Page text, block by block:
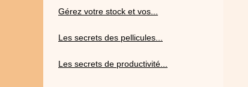
Gérez votre stock et vos...
Les secrets des pellicules...
Les secrets de productivité...